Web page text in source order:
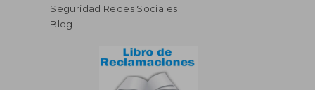
Seguridad Redes Sociales
Blog